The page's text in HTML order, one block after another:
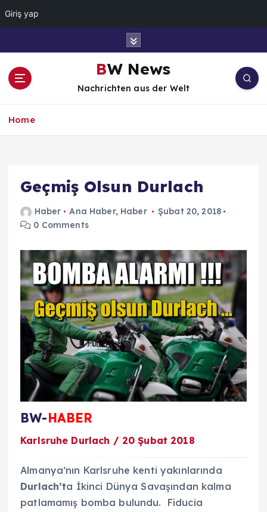
Giriş yap
BW News
Nachrichten aus der Welt
Home
Geçmiş Olsun Durlach
Haber Ana Haber, Haber
Şubat 20, 2018
0 Comments
BW-HABER
Karlsruhe Durlach / 20 Şubat 2018
Almanya’nın Karlsruhe kenti yakınlarında
Durlach’ta İkinci Dünya Savaşından kalma
patlamamış bomba bulundu. Fiducia